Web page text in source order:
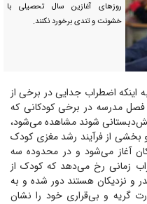
روزهای آغازین سال تحصیلی با
خشونت و تندی برخورد نکنند.
اینکه اضطراب جدایی در برخی از
مدرسه در برخی کودکانی که
پیش‌دبستانی شوند مشاهده می‌شود،
از فرآیند رشد مغزی کودک
آغاز می‌شود و در محدوده سه
زمانی رخ می‌دهد که کودک از
و نزدیکان هستند دور شده و به
گریه و بی‌قراری خود را نشان